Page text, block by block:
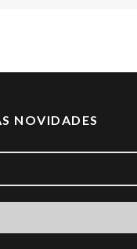
NOVIDADES